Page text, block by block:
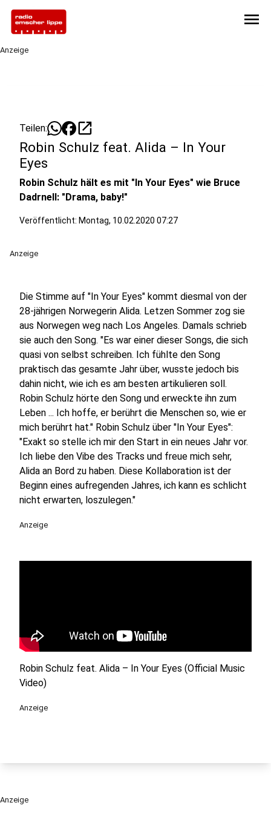
menu
Anzeige
Teilen: open_in_new
Robin Schulz feat. Alida – In Your
Eyes
Robin Schulz hält es mit "In Your Eyes" wie Bruce
Dadrnell: "Drama, baby!"
Veröffentlicht: Montag, 10.02.2020 07:27
Anzeige
Die Stimme auf "In Your Eyes" kommt diesmal von der
28-jährigen Norwegerin Alida. Letzen Sommer zog sie
aus Norwegen weg nach Los Angeles. Damals schrieb
sie auch den Song. "Es war einer dieser Songs, die sich
quasi von selbst schreiben. Ich fühlte den Song
praktisch das gesamte Jahr über, wusste jedoch bis
dahin nicht, wie ich es am besten artikulieren soll.
Robin Schulz hörte den Song und erweckte ihn zum
Leben ... Ich hoffe, er berührt die Menschen so, wie er
mich berührt hat." Robin Schulz über "In Your Eyes":
"Exakt so stelle ich mir den Start in ein neues Jahr vor.
Ich liebe den Vibe des Tracks und freue mich sehr,
Alida an Bord zu haben. Diese Kollaboration ist der
Beginn eines aufregenden Jahres, ich kann es schlicht
nicht erwarten, loszulegen."
Anzeige
Robin Schulz feat. Alida – In Your Eyes (Official Music
Video)
Anzeige
Anzeige